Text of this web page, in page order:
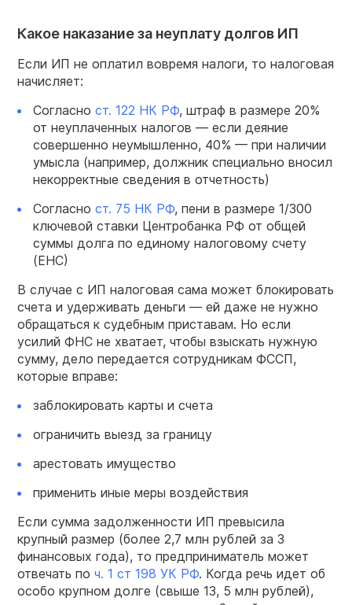
Какое наказание за неуплату долгов ИП
Если ИП не оплатил вовремя налоги, то налоговая
начисляет:
Согласно ст. 122 НК РФ, штраф в размере 20%
от неуплаченных налогов — если деяние
совершенно неумышленно, 40% — при наличии
умысла (например, должник специально вносил
некорректные сведения в отчетность)
Согласно ст. 75 НК РФ, пени в размере 1/300
ключевой ставки Центробанка РФ от общей
суммы долга по единому налоговому счету
(ЕНС)
В случае с ИП налоговая сама может блокировать
счета и удерживать деньги — ей даже не нужно
обращаться к судебным приставам. Но если
усилий ФНС не хватает, чтобы взыскать нужную
сумму, дело передается сотрудникам ФССП,
которые вправе:
заблокировать карты и счета
ограничить выезд за границу
арестовать имущество
применить иные меры воздействия
Если сумма задолженности ИП превысила
крупный размер (более 2,7 млн рублей за 3
финансовых года), то предприниматель может
отвечать по ч. 1 ст 198 УК РФ. Когда речь идет об
особо крупном долге (свыше 13, 5 млн рублей),